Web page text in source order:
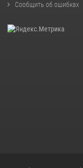
Сообщить об ошибках